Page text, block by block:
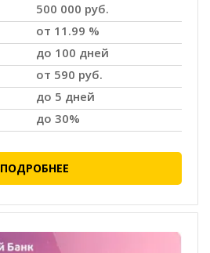
500 000 руб.
от 11.99 %
до 100 дней
от 590 руб.
до 5 дней
до 30%
ПОДРОБНЕЕ